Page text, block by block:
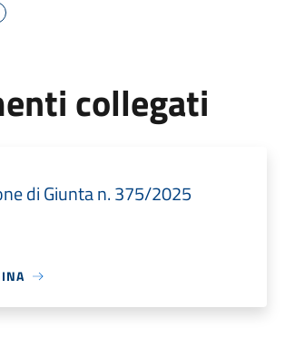
collegati
di Giunta n. 375/2025